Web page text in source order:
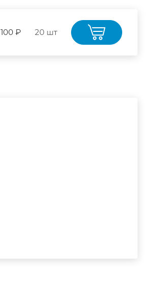
100 ₽ 20 шт